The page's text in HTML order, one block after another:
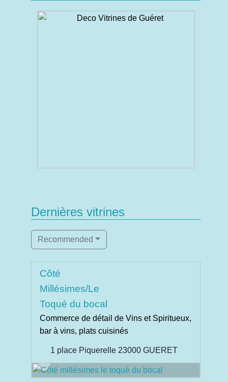
Dernières vitrines
Recommended
Côté
Millésimes/Le
Toqué du bocal
Commerce de détail de Vins et Spiritueux,
bar à vins, plats cuisinés
1 place Piquerelle 23000 GUERET